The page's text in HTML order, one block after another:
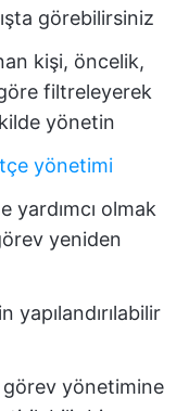
görebilirsiniz
kişi, öncelik,
filtreleyerek
yönetin
yönetimi
yardımcı olmak
yeniden
yapılandırılabilir
görev yönetimine